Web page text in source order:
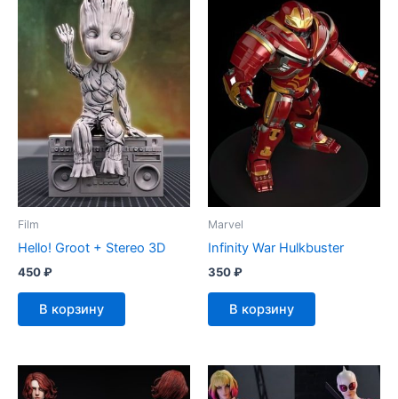
Film
Hello! Groot + Stereo 3D
450₽
В корзину
Marvel
Infinity War Hulkbuster
350₽
В корзину